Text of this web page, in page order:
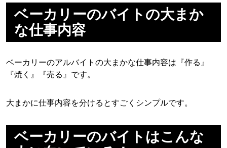
ベーカリーのバイトの大まか
な仕事内容
ベーカリーのアルバイトの大まかな仕事内容は『作る』
『焼く』『売る』です。
大まかに仕事内容を分けるとすごくシンプルです。
ベーカリーのバイトはこんな